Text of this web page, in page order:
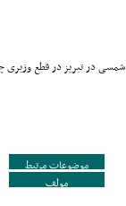
موضوعات مرتبط
مولف